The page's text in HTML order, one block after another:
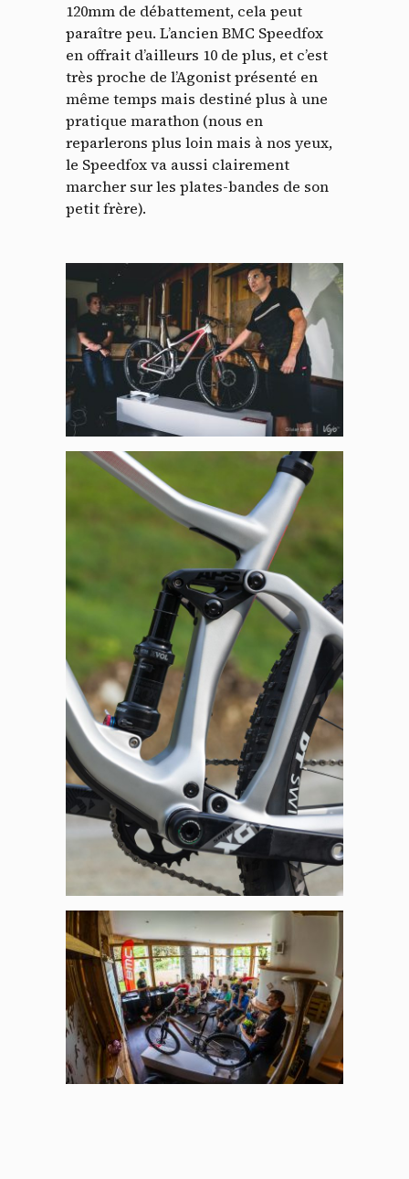
120mm de débattement, cela peut
paraître peu. L’ancien BMC Speedfox
en offrait d’ailleurs 10 de plus, et c’est
très proche de l’Agonist présenté en
même temps mais destiné plus à une
pratique marathon (nous en
reparlerons plus loin mais à nos yeux,
le Speedfox va aussi clairement
marcher sur les plates-bandes de son
petit frère).